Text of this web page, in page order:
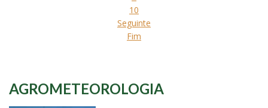
10
Seguinte
Fim
AGROMETEOROLOGIA